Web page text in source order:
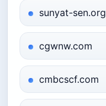
sunyat-sen.org
cgwnw.com
cmbcscf.com